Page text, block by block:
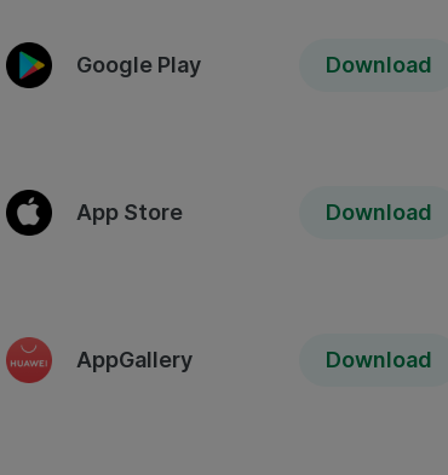
Google Play Download
App Store Download
AppGallery Download